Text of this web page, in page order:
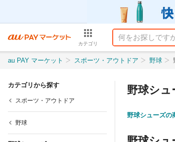
カテゴリ
au PAY マーケット スポーツ・アウトドア 野球
カテゴリから探す
スポーツ・アウトドア
野球
野球シュ
野球シューズの